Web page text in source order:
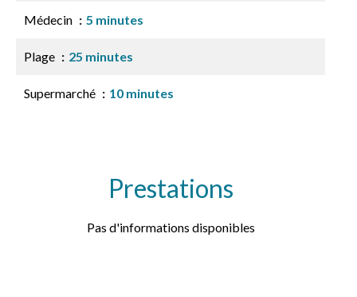
Médecin 5 minutes
Plage 25 minutes
Supermarché 10 minutes
Prestations
Pas d'informations disponibles